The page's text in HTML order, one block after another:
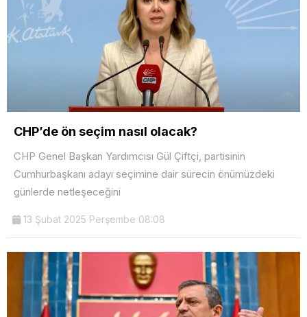
CHP’de ön seçim nasıl olacak?
CHP Genel Başkan Yardımcısı Gül Çiftçi, partisinin
Cumhurbaşkanı adayı seçimine dair sürecin önümüzdeki
günlerde netleşeceğini
13 Şubat 2025 Perşembe 08:08